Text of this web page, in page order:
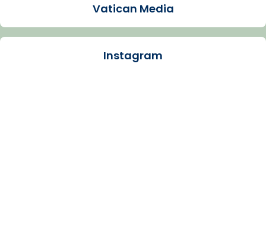
Arquebisbat de Barcelona
Vatican Media
Instagram